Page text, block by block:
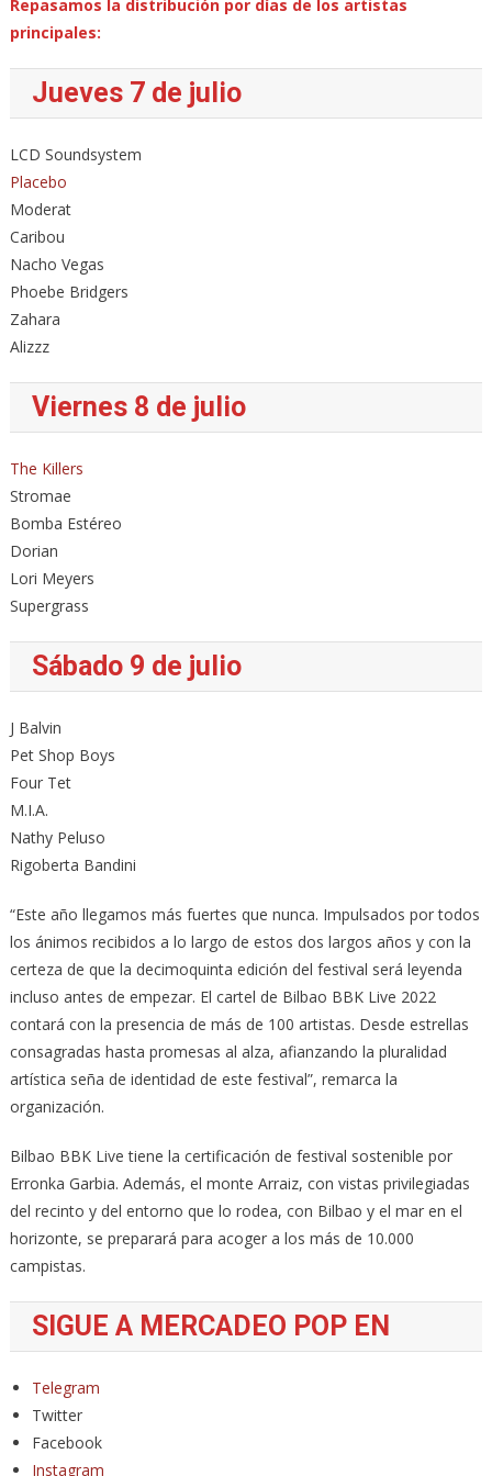
Repasamos la distribución por días de los artistas
principales:
Jueves 7 de julio
LCD Soundsystem
Placebo
Moderat
Caribou
Nacho Vegas
Phoebe Bridgers
Zahara
Alizzz
Viernes 8 de julio
The Killers
Stromae
Bomba Estéreo
Dorian
Lori Meyers
Supergrass
Sábado 9 de julio
J Balvin
Pet Shop Boys
Four Tet
M.I.A.
Nathy Peluso
Rigoberta Bandini
“Este año llegamos más fuertes que nunca. Impulsados por todos
los ánimos recibidos a lo largo de estos dos largos años y con la
certeza de que la decimoquinta edición del festival será leyenda
incluso antes de empezar. El cartel de Bilbao BBK Live 2022
contará con la presencia de más de 100 artistas. Desde estrellas
consagradas hasta promesas al alza, afianzando la pluralidad
artística seña de identidad de este festival”, remarca la
organización.
Bilbao BBK Live tiene la certificación de festival sostenible por
Erronka Garbia. Además, el monte Arraiz, con vistas privilegiadas
del recinto y del entorno que lo rodea, con Bilbao y el mar en el
horizonte, se preparará para acoger a los más de 10.000
campistas.
SIGUE A MERCADEO POP EN
Telegram
Twitter
Facebook
Instagram